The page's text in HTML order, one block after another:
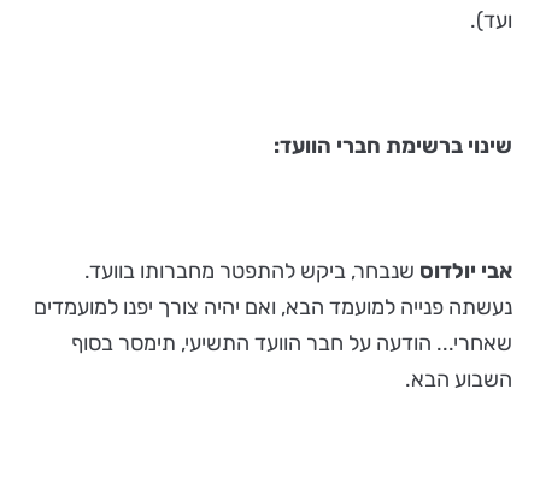
ועד).
שינוי ברשימת חברי הוועד:
אבי יולדוס שנבחר, ביקש להתפטר מחברותו בוועד.
נעשתה פנייה למועמד הבא, ואם יהיה צורך יפנו למועמדים
שאחרי... הודעה על חבר הוועד התשיעי, תימסר בסוף
השבוע הבא.